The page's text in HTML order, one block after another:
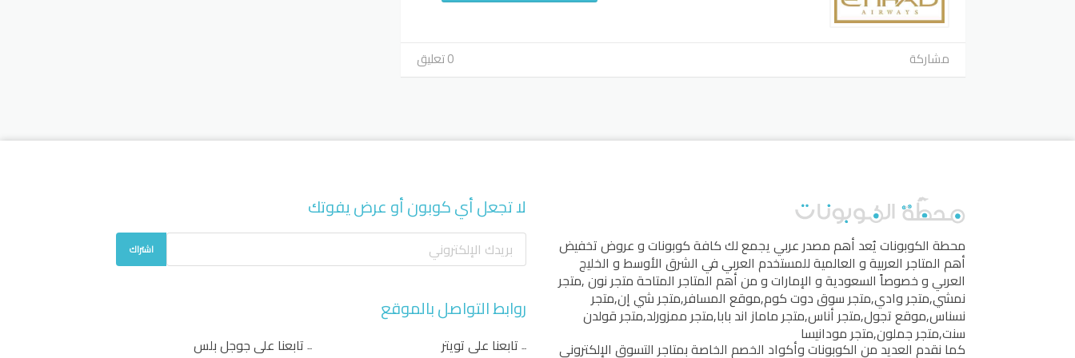
مشاركة 0 تعليق
محطة الكوبوناتيُعد أهم مصدر عربي يجمع لك كافة كوبونات و عروض تخفيض
أهم المتاجر العربية و العالمية للمستخدم العربي في الشرق الأوسط و الخليج
العربي و خصوصاً السعودية و الإمارات و من أهم المتاجر المتاحةمتجر نون,متجر
نمشي,متجر وادي,متجر سوق دوت كوم,موقع المسافر,متجر شي إن,متجر
نسناس,موقع تجول,متجر أناس,متجر ماماز اند بابا,متجر ممزورلد,متجر قولدن
سنت,متجر جملون,متجر مودانيسا
كما نقدم العديد من الكوبونات وأكواد الخصم الخاصة بمتاجر التسوق الإلكتروني
لا تجعل أي كوبون أو عرض يفوتك
اشتراك
روابط التواصل بالموقع
تابعنا على تويتر تابعنا على جوجل بلس